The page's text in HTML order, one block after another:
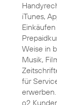
iTunes,
Einkäufen
Weise in
Musik,
für
o2